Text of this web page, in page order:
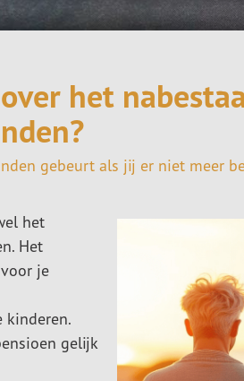
het
gebeurt als jij er niet meer
het
Het
je
kinderen.
gelijk